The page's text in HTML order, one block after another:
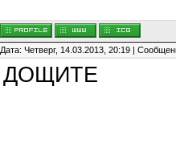
Дата: Четверг, 14.03.2013, 20:19 |
ДОЩИТЕ